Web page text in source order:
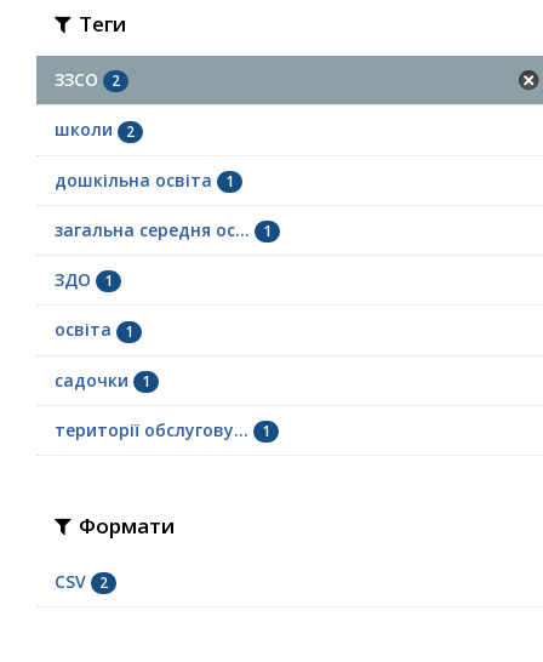
Теги
ЗЗСО 2
школи 2
дошкільна освіта 1
загальна середня ос... 1
ЗДО 1
освіта 1
садочки 1
території обслугову... 1
Формати
CSV 2